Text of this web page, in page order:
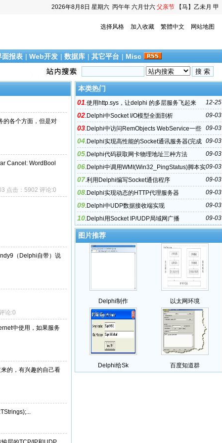
2026年8月8日 星期六 丙午年 六月廿六 父亲节
【马】乙未月 甲
选择风格 加入收藏 繁體中文 网站地图
面报表 | Web开发 | 数据库 | 其它平台 | Misc
的各个方面，但是对
Cancel: WordBool
点击：5902 评论:0
（Delphi自带）说
论:0
中使用，如果服务
的，有兴趣的自己看
本类热门
12-25
01.使用http.sys，让delphi 的多层服务飞起来
09-03
02.Delphi中Socket I/O模型全面剖析
09-03
03.Delphi中访问RemObjects WebService一些
经验
09-03
04.Delphi实现高性能的Socket通讯服务器(完成
端口模型IOCP)
09-03
05.Delphi代码获取网卡物理地址三种方法
09-03
06.Delphi中调用WMI(Win32_PingStatus)脚本实
现PING命令
09-03
07.利用Delphi编写Socket通信程序
09-03
08.Delphi实现动态的HTTP代理服务器
09-03
09.Delphi中UDP数据接收端实现
09-03
10.Delphi用Socket IP/UDP局域网广播
图片推荐
Delphi制作 以太网环境
Delphi给Sk 百度知道群